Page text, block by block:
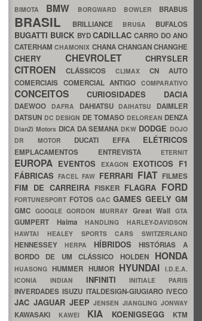
BIMOTA BMW BORGWARD BOWLER BRABUS
BRASIL BRILLIANCE BRUSA BUFALOS
BUGATTI BUICK BYDCADILLACCARRO DO ANO
CATERHAMCHAMONIX CHANACHANGANCHANGHE
CHERY CHEVROLET CHRYSLER
CITROEN CLÁSSICOS CLIMAX CN AUTO
COMERCIAIS COMERCIAL ANTIGOCOMPARATIVO
CONCEITOS CURIOSIDADES DACIA
DAEWOO DAFRA DAHIATSU DAIHATSU DAIMLER
DATSUN DC DESIGN DE TOMASO DELOREAN DENZA
DianZi Motors DICA DA SEMANA DKW DODGE DOJO
DR MOTOR DUCATI EFFA ELÉTRICOS
EMPLACAMENTOS ENTREVISTA ETERNIT
EUROPA EVENTOS EXAGON EXOTICOS F1
FÁBRICASFACELFAW FERRARI FIAT FILMES
FIM DE CARREIRA FISKER FLAGRA FORD
FORTUNESPORT FOTOS GACGAMESGEELYGM
GMC GOOGLEGORDON MURRAY Great WallGTA
GUMPERT HaimaHANDLINGHARLEY-DAVIDSON
HAWTAI HEALEY SPORTS CARS SWITZERLAND
HENNESSEY HERPA HÍBRIDOSHISTÓRIAS A
BORDO DE UM CLÁSSICO HOLDEN HONDA
HUASONGHUMMER HUMOR HYUNDAI I.D.E.A.
ICONIA INDIAN INFINITIINITIALE PARIS
INVERDADESISUZU ITALDESIGN-GIUGIAROIVECO
JAC JAGUAR JEEPJENSENJIANGLINGJONWAY
KAWASAKI KAWEI KIA KOENIGSEGG KTM